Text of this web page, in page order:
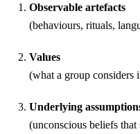
Observable artefacts
(behaviours, rituals,
Values
(what a group considers
Underlying
(unconscious beliefs